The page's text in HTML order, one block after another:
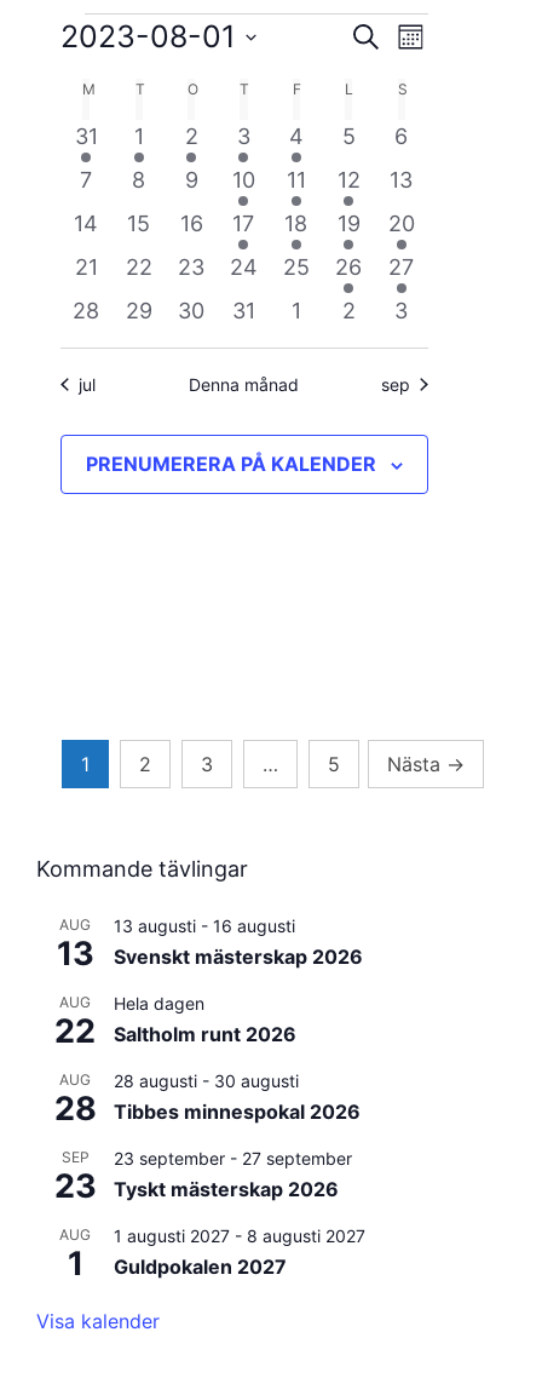
Evenemang
Evenemang
Search
and
Views
Navigation
SÖK
Evenemang
MÅNAD
2023-08-01
datum.
Kalender
av
Evenemang
M MÅNDAG
T TISDAG
OONSDAG
T TORSDAG
FFREDAG
L LÖRDAG
S
1
evenemang
31
1
evenemang
1
1
evenemang
2
1
evenemang
3
1
evenemang
4
0
evenemang
5
0
evenemang
6
0
evenemang
7
0
evenemang
8
0
evenemang
9
1
evenemang
10
1
evenemang
11
1
evenemang
12
0
evenemang
13
0
evenemang
14
0
evenemang
15
0
evenemang
16
1
evenemang
17
1
evenemang
18
1
evenemang
19
1
evenemang
20
0
evenemang
21
0
evenemang
22
0
evenemang
23
0
evenemang
24
0
evenemang
25
2
evenemang
26
1
evenemang
27
0
evenemang
28
0
evenemang
29
0
evenemang
30
0
evenemang
31
0
evenemang
1
0
evenemang
2
0
evenemang
3
jul Denna månad sep
PRENUMERERA PÅ KALENDER
Sidnumrering
1 2 3 … 5 Nästa →
Kommande tävlingar
AUG
13
13 augusti - 16 augusti
Svenskt mästerskap 2026
AUG
22
Hela dagen
Saltholm runt 2026
AUG
28
28 augusti - 30 augusti
Tibbes minnespokal 2026
SEP
23
23 september - 27 september
Tyskt mästerskap 2026
AUG
1
1 augusti 2027 - 8 augusti 2027
Guldpokalen 2027
Visa kalender